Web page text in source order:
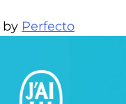
by Perfecto